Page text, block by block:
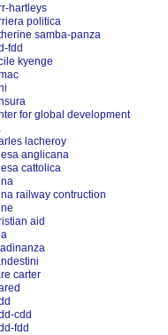
hartleys
politica
samba-panza
fdd
kyenge
for global development
lacheroy
anglicana
cattolica
railway contruction
aid
carter
cdd
fdd